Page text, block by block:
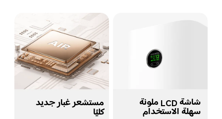
مستشعر غبار جديد
كليًا
شاشة LCD ملونة
سهلة الاستخدام